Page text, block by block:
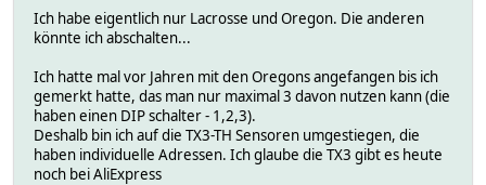
Ich habe eigentlich nur Lacrosse und Oregon. Die anderen
könnte ich abschalten...
Ich hatte mal vor Jahren mit den Oregons angefangen bis ich
gemerkt hatte, das man nur maximal 3 davon nutzen kann (die
haben einen DIP schalter - 1,2,3).
Deshalb bin ich auf die TX3-TH Sensoren umgestiegen, die
haben individuelle Adressen. Ich glaube die TX3 gibt es heute
noch bei AliExpress